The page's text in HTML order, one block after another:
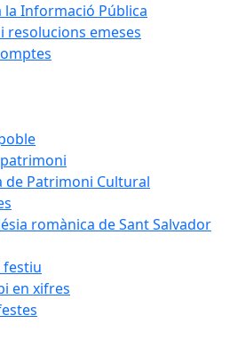
la Informació Pública
resolucions emeses
de Patrimoni Cultural
romànica de Sant Salvador
festiu
en xifres